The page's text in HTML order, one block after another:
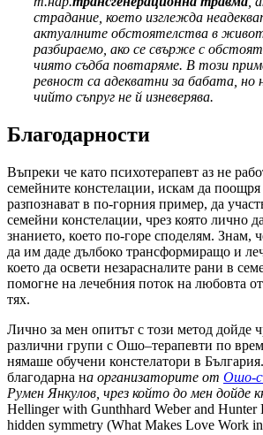
страдание, което изглежда
актуалните обстоятелства в
разбираемо, ако се свърже с
чиято съдба повтаряме. В този
ревност са адекватни за бабата, но
чийто съпруг не й изневерява.
Благодарности
Въпреки че като психотерапевт аз не
семейните констелации, искам да поощря
разпознават в по-горния пример, да
семейни констелации, чрез която лично
знанието, което по-горе споделям. Знам,
да им даде дълбоко трансформиращо и
което да освети незарасналите рани в
помогне на лечебния поток на любовта
тях.
Лично за мен опитът с този метод дойде
различни групи с Ошо–терапевти по
нямаше обучени констелатори в
благодарна на организаторите от Ошо-
Румен Янкулов, чрез който до мен дойде
Hellinger with Gunthhard Weber and Hunter
hidden symmetry (What Makes Love Work